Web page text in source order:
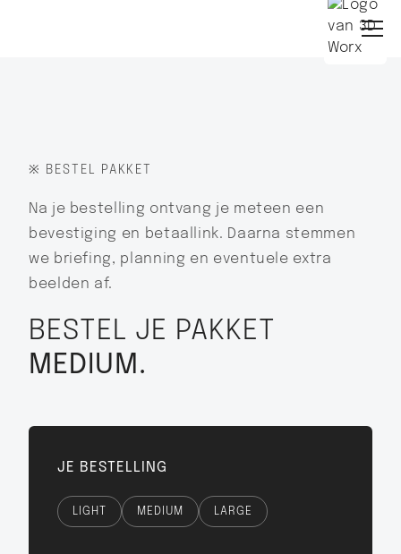
※ BESTEL PAKKET
Na je bestelling ontvang je meteen een
bevestiging en betaallink. Daarna stemmen
we briefing, planning en eventuele extra
beelden af.
BESTEL JE PAKKET
MEDIUM.
JE BESTELLING
LIGHT MEDIUM LARGE